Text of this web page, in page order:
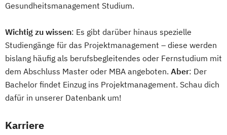
Gesundheitsmanagement Studium.
Wichtig zu wissen: Es gibt darüber hinaus spezielle
Studiengänge für das Projektmanagement – diese werden
bislang häufig als berufsbegleitendes oder Fernstudium mit
dem Abschluss Master oder MBA angeboten. Aber: Der
Bachelor findet Einzug ins Projektmanagement. Schau dich
dafür in unserer Datenbank um!
Karriere